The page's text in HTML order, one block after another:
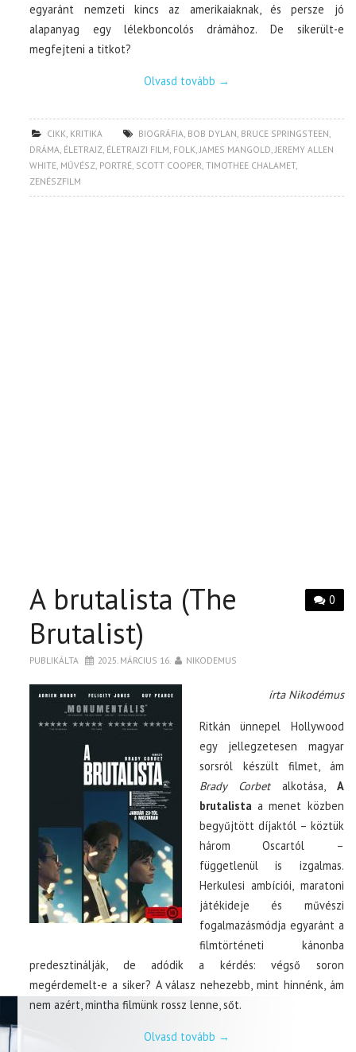
egyaránt nemzeti kincs az amerikaiaknak, és persze jó
alapanyag egy lélekboncolós drámához. De sikerült-e
megfejteni a titkot?
Olvasd tovább →
CIKK KRITIKA BIOGRÁFIA BOB DYLAN BRUCE SPRINGSTEEN
DRÁMA ÉLETRAJZ ÉLETRAJZI FILM FOLK JAMES MANGOLD JEREMY ALLEN
WHITE MŰVÉSZ PORTRÉ SCOTT COOPER ,TIMOTHEE CHALAMET,
ZENÉSZFILM
0
A brutalista (The
Brutalist)
PUBLIKÁLTA 2025. MÁRCIUS 16. NIKODEMUS
írta Nikodémus
Ritkán ünnepel Hollywood
egy jellegzetesen magyar
sorsról készült filmet, ám
Brady Corbetalkotása, A
brutalista a menet közben
begyűjtött díjaktól – köztük
három Oscartól –
függetlenül is izgalmas.
Herkulesi ambíciói, maratoni
játékideje és művészi
fogalmazásmódja egyaránt a
filmtörténeti kánonba
predesztinálják, de adódik a kérdés: végső soron
megérdemelt-e a siker? A válasz nehezebb, mint hinnénk, ám
nem azért, mintha filmünk rossz lenne, sőt.
Olvasd tovább →